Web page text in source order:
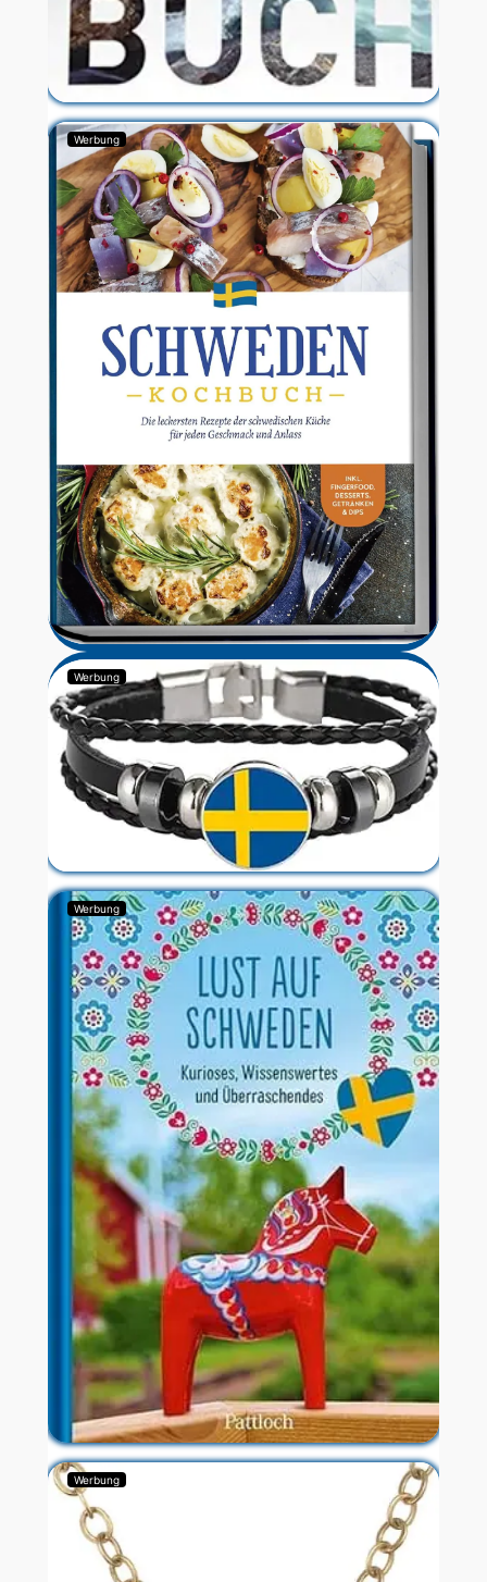
Werbung
Werbung
Werbung
Werbung